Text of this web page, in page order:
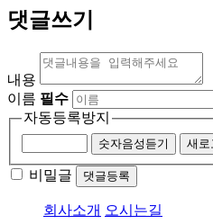
댓글쓰기
내용
이름 필수
자동등록방지
숫자음성듣기 새로
비밀글 댓글등록
회사소개 오시는길